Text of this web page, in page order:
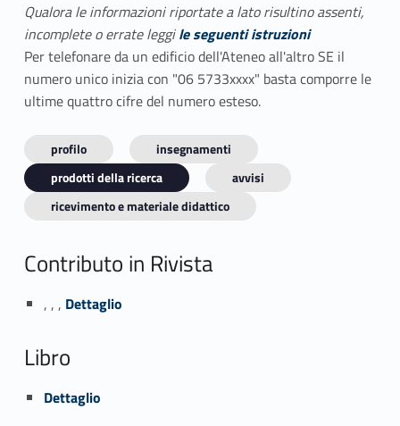
Qualora le informazioni riportate a lato risultino assenti,
incomplete o errate leggile seguenti istruzioni
Per telefonare da un edificio dell'Ateneo all'altro SE il
numero unico inizia con "06 5733xxxx" basta comporre le
ultime quattro cifre del numero esteso.
profilo
insegnamenti
prodotti della ricerca
avvisi
ricevimento e materiale didattico
Contributo in Rivista
, , , Link identifier #identifier_person_159120-1
Dettaglio
Libro
Link identifier #identifier_person_123998-2
Dettaglio